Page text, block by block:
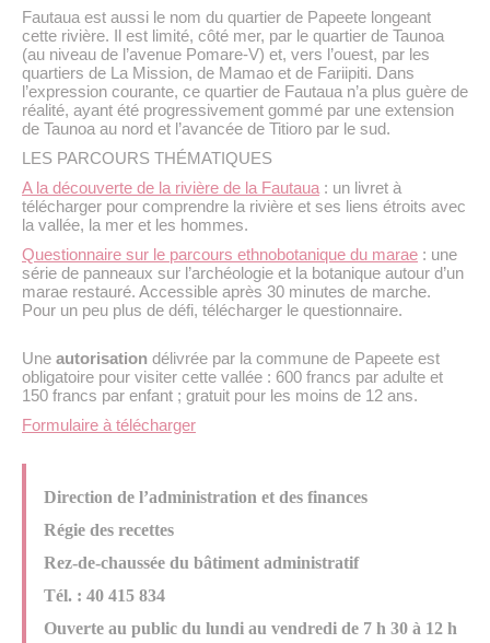
Fautaua est aussi le nom du quartier de Papeete longeant
cette rivière. Il est limité, côté mer, par le quartier de Taunoa
(au niveau de l’avenue Pomare-V) et, vers l’ouest, par les
quartiers de La Mission, de Mamao et de Fariipiti. Dans
l’expression courante, ce quartier de Fautaua n’a plus guère de
réalité, ayant été progressivement gommé par une extension
de Taunoa au nord et l’avancée de Titioro par le sud.
LES PARCOURS THÉMATIQUES
A la découverte de la rivière de la Fautaua : un livret à
télécharger pour comprendre la rivière et ses liens étroits avec
la vallée, la mer et les hommes.
Questionnaire sur le parcours ethnobotanique du marae : une
série de panneaux sur l’archéologie et la botanique autour d’un
marae restauré. Accessible après 30 minutes de marche.
Pour un peu plus de défi, télécharger le questionnaire.
Une autorisation délivrée par la commune de Papeete est
obligatoire pour visiter cette vallée : 600 francs par adulte et
150 francs par enfant ; gratuit pour les moins de 12 ans.
Formulaire à télécharger
Direction de l’administration et des finances
Régie des recettes
Rez-de-chaussée du bâtiment administratif
Tél. : 40 415 834
Ouverte au public du lundi au vendredi de 7 h 30 à 12 h